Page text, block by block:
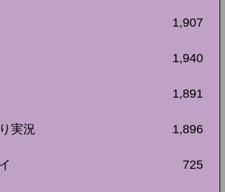
1,907
1,940
1,891
実況 1,896
725